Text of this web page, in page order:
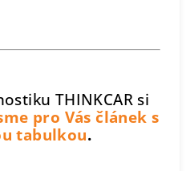
THINKCAR si
pro Vás článek s
tabulkou.